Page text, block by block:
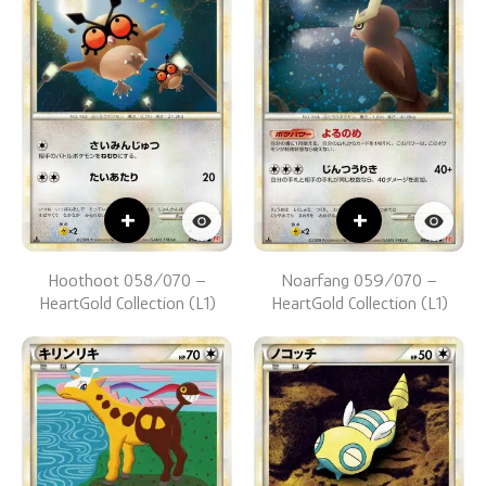
+
Hoothoot 058/070 –
HeartGold Collection (L1)
+
Noarfang 059/070 –
HeartGold Collection (L1)